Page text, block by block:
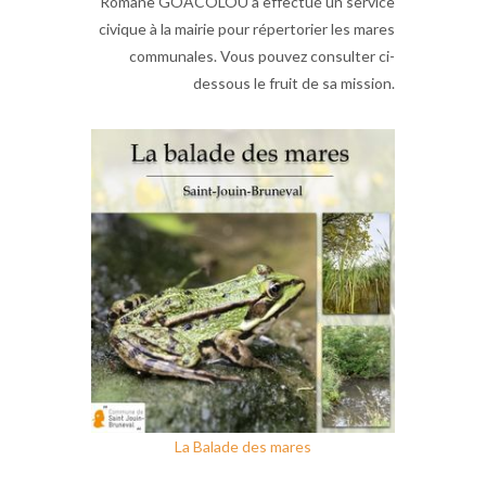
civique à la mairie pour répertorier les mares
communales. Vous pouvez consulter ci-
dessous le fruit de sa mission.
La Balade des mares